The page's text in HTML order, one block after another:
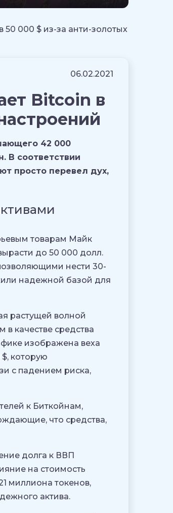
000 $ из-за анти-золотых
06.02.2021
Bitcoin в
42 000
В соответствии
просто перевел дух,
товарам Майк
до 50 000 долл.
нести 30-
надежной базой для
растущей волной
качестве средства
изображена веха
которую
с падением риска,
к Биткойнам,
что средства,
долга к ВВП
на стоимость
миллиона токенов,
актива.